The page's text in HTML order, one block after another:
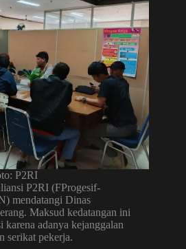
P2RI
P2RI (FProgesif-
mendatangi Dinas
Maksud kedatangan ini
adanya kejanggalan
serikat pekerja.